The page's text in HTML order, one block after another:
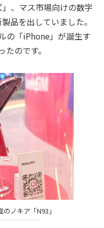
、マス市場向けの数字
品を出していました。
の「iPhone」が誕生す
のです。
ノキア「N93」